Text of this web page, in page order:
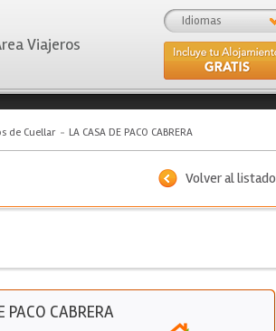
Idiomas
Viajeros
de Cuellar LA CASA DE PACO CABRERA
Volver al listado
PACO CABRERA